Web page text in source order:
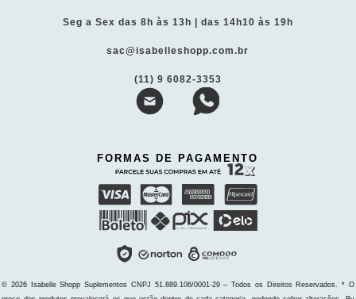
Seg a Sex das 8h às 13h | das 14h10 às 19h
sac@isabelleshopp.com.br
(11) 9 6082-3353
FORMAS DE PAGAMENTO
© 2026 Isabelle Shopp Suplementos CNPJ 51.889.106/0001-29 – Todos os Direitos Reservados.* O